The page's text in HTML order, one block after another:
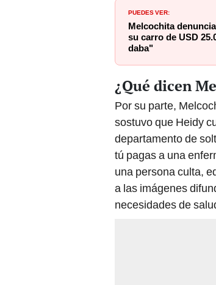
PUEDES VER:
Melcochita
su carro de USD
daba"
¿Qué dicen
Por su parte,
sostuvo que Heidy
departamento de
tú pagas a una
una persona culta,
a las imágenes
necesidades de